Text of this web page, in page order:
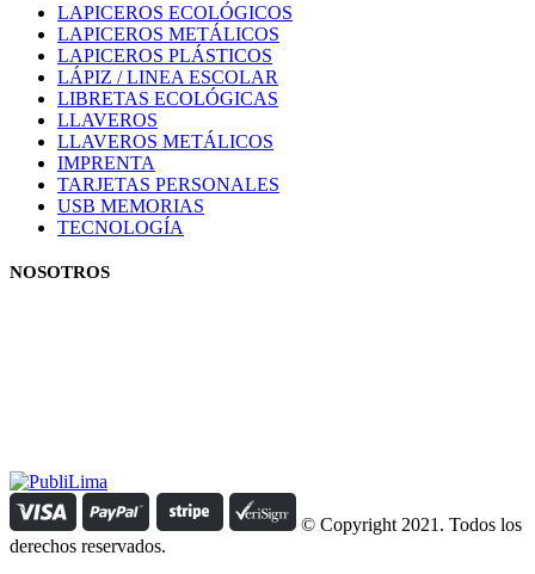
LAPICEROS ECOLÓGICOS
LAPICEROS METÁLICOS
LAPICEROS PLÁSTICOS
LÁPIZ / LINEA ESCOLAR
LIBRETAS ECOLÓGICAS
LLAVEROS
LLAVEROS METÁLICOS
IMPRENTA
TARJETAS PERSONALES
USB MEMORIAS
TECNOLOGÍA
NOSOTROS
© Copyright 2021. Todos los
derechos reservados.